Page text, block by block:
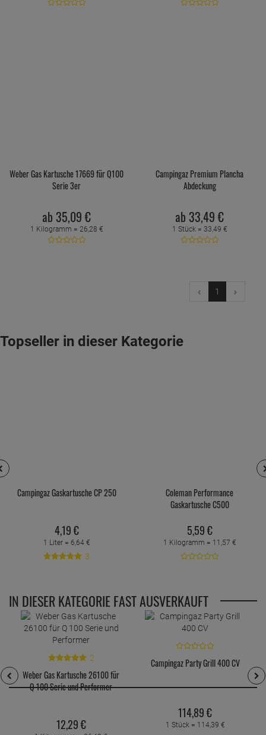
Weber Gas Kartusche 17669 für Q100
Serie 3er
ab 35,09 €
1 Kilogramm = 26,28 €
Campingaz Premium Plancha
Abdeckung
ab 33,49 €
1 Stück = 33,49 €
1
Topseller in dieser Kategorie
Campingaz Gaskartusche CP 250
4,19€
1 Liter = 6,64 €
3
Coleman Performance
Gaskartusche C500
5,59€
1 Kilogramm = 11,57 €
IN DIESER KATEGORIE FAST AUSVERKAUFT
2
Weber Gas Kartusche 26100 für
Q 100 Serie und Performer
12,29€
Campingaz Party Grill 400 CV
1 Stück =114,39